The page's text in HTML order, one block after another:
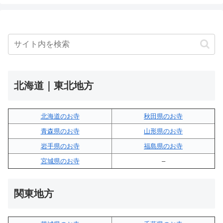
北海道｜東北地方
北海道のお寺
秋田県のお寺
青森県のお寺
山形県のお寺
岩手県のお寺
福島県のお寺
宮城県のお寺
–
関東地方